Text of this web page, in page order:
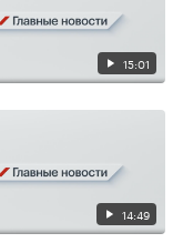
15:01
14:49